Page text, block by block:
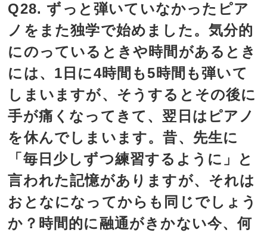
Q28. ずっと弾いていなかったピア
ノをまた独学で始めました。気分的
にのっているときや時間があるとき
には、1日に4時間も5時間も弾いて
しまいますが、そうするとその後に
手が痛くなってきて、翌日はピアノ
を休んでしまいます。昔、先生に
「毎日少しずつ練習するように」と
言われた記憶がありますが、それは
おとなになってからも同じでしょう
か？時間的に融通がきかない今、何